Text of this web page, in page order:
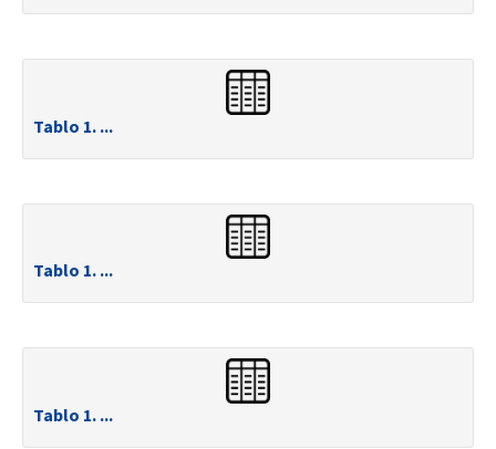
Tablo 1. ...
Tablo 1. ...
Tablo 1. ...